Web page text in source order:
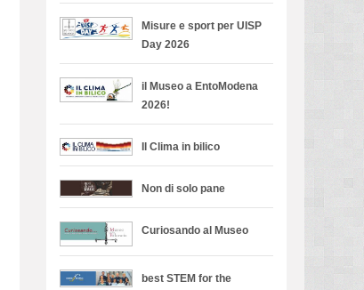
Misure e sport per UISP
Day 2026
il Museo a EntoModena
2026!
Il Clima in bilico
Non di solo pane
Curiosando al Museo
best STEM for the